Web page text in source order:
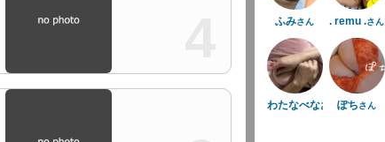
ふみさん . remu .さん
わたなべなおみさん
ぽちさん